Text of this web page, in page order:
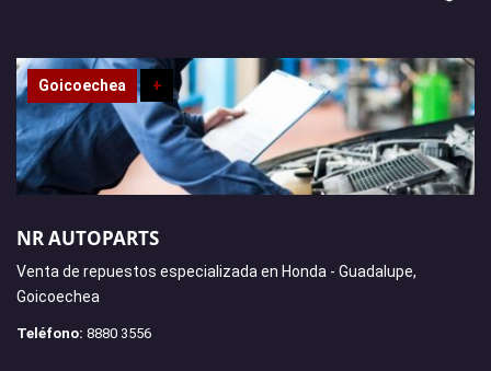
Goicoechea +
NR AUTOPARTS
Venta de repuestos especializada en Honda - Guadalupe,
Goicoechea
Teléfono: 8880 3556